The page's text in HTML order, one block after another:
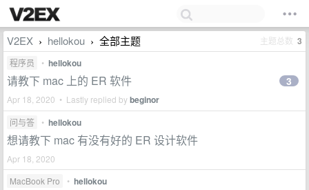
V2EX › hellokou › 全部主题 主题总数 3
程序员 • hellokou
请教下 mac 上的 ER 软件
Apr 18, 2020 • Lastly replied bybeginor
3
问与答 • hellokou
想请教下 mac 有没有好的 ER 设计软件
Apr 18, 2020
MacBook Pro
• hellokou